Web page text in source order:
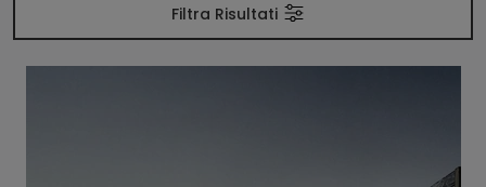
Filtra Risultati